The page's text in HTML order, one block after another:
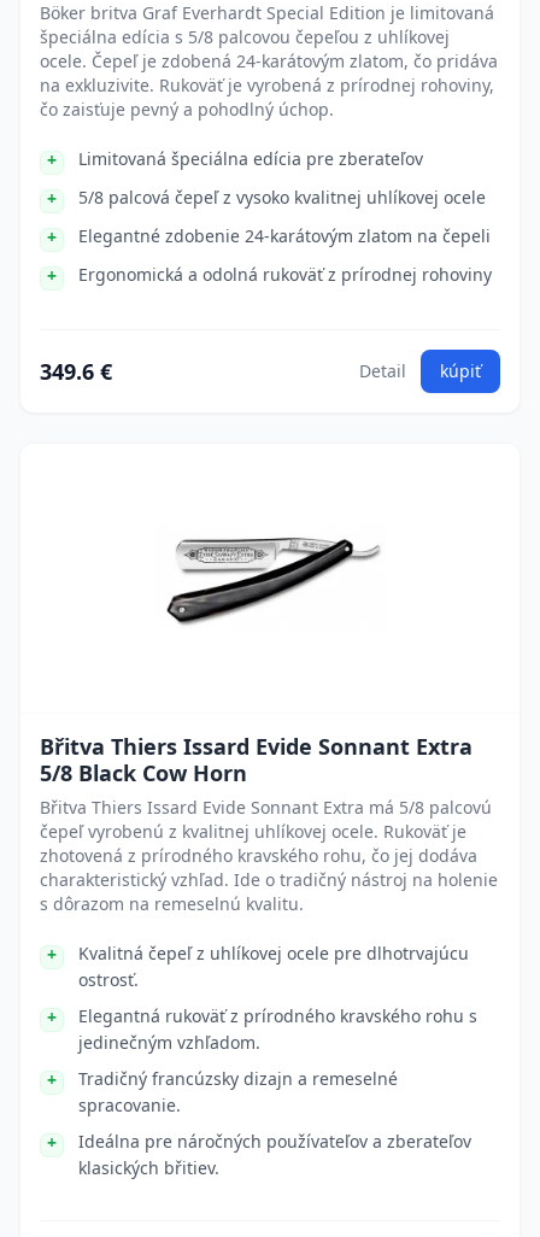
Böker britva Graf Everhardt Special Edition je limitovaná
špeciálna edícia s 5/8 palcovou čepeľou z uhlíkovej
ocele. Čepeľ je zdobená 24-karátovým zlatom, čo pridáva
na exkluzivite. Rukoväť je vyrobená z prírodnej rohoviny,
čo zaisťuje pevný a pohodlný úchop.
Limitovaná špeciálna edícia pre zberateľov
5/8 palcová čepeľ z vysoko kvalitnej uhlíkovej ocele
Elegantné zdobenie 24-karátovým zlatom na čepeli
Ergonomická a odolná rukoväť z prírodnej rohoviny
349.6 € Detail kúpiť
Břitva Thiers Issard Evide Sonnant Extra
5/8 Black Cow Horn
Břitva Thiers Issard Evide Sonnant Extra má 5/8 palcovú
čepeľ vyrobenú z kvalitnej uhlíkovej ocele. Rukoväť je
zhotovená z prírodného kravského rohu, čo jej dodáva
charakteristický vzhľad. Ide o tradičný nástroj na holenie
s dôrazom na remeselnú kvalitu.
Kvalitná čepeľ z uhlíkovej ocele pre dlhotrvajúcu
ostrosť.
Elegantná rukoväť z prírodného kravského rohu s
jedinečným vzhľadom.
Tradičný francúzsky dizajn a remeselné
spracovanie.
Ideálna pre náročných používateľov a zberateľov
klasických břitiev.